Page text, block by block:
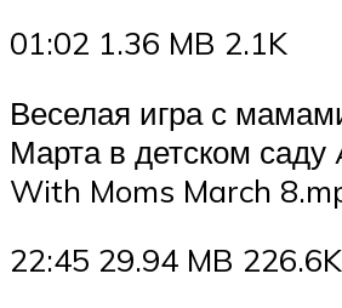
01:02 1.36 MB 2.1K
Веселая игра с
Марта в детском саду
With Moms March
22:45 29.94 MB 226.6K